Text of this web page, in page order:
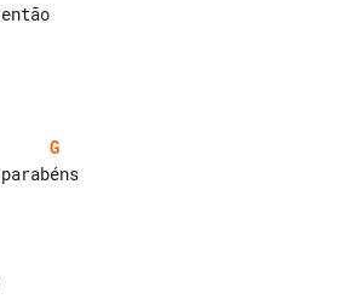
G